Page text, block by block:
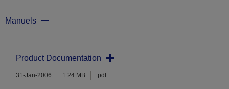
Manuels
Product Documentation
31-Jan-2006 1.24 MB .pdf